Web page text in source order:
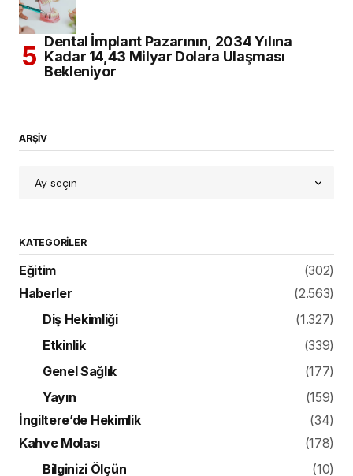
Dental İmplant Pazarının, 2034 Yılına
Kadar 14,43 Milyar Dolara Ulaşması
Bekleniyor
ARŞİV
KATEGORILER
Eğitim
(302)
Haberler
(2.563)
Diş Hekimliği
(1.327)
Etkinlik
(339)
Genel Sağlık
(177)
Yayın
(159)
İngiltere’de Hekimlik
(34)
Kahve Molası
(178)
Bilginizi Ölçün
(10)